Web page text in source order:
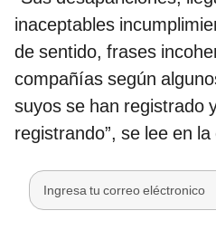
inaceptables
de sentido, frases
compañías según
suyos se han registrado
registrando”, se lee en